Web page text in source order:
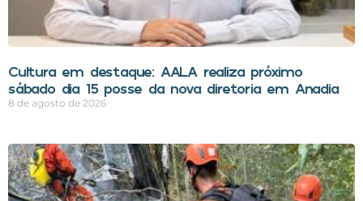
Cultura em destaque: AALA realiza próximo
sábado dia 15 posse da nova diretoria em Anadia
8 de agosto de 2026